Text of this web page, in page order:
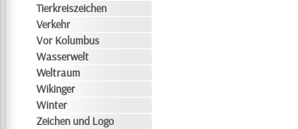
Tierkreiszeichen
Verkehr
Vor Kolumbus
Wasserwelt
Weltraum
Wikinger
Winter
Zeichen und Logo